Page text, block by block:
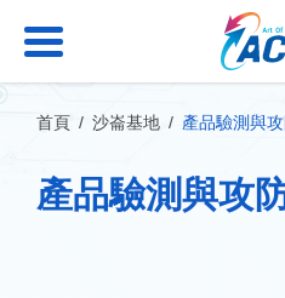
要
首頁 沙崙基地 產品驗測與
產品驗測與攻